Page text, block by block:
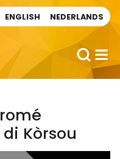
ENGLISH NEDERLANDS
Kòrsou